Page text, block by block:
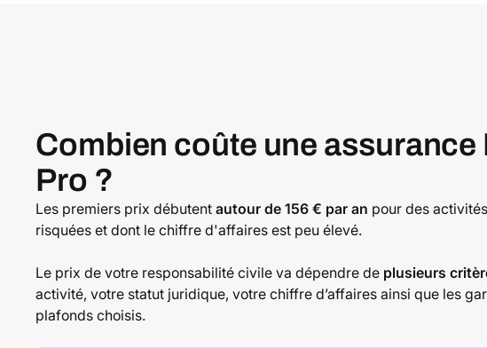
Combien coûte une assurance
Pro ?
Les premiers prix débutent autour de 156 € par an pour des
risquées et dont le chiffre d'affaires est peu élevé.
Le prix de votre responsabilité civile va dépendre de plusieurs
activité, votre statut juridique, votre chiffre d’affaires ainsi que les
plafonds choisis.